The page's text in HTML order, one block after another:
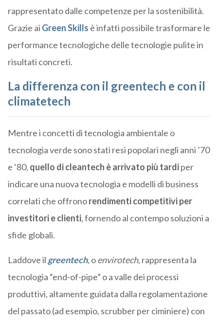
rappresentato dalle competenze per la sostenibilità.
Grazie ai Green Skills è infatti possibile trasformare le
performance tecnologiche delle tecnologie pulite in
risultati concreti.
La differenza con il greentech e con il
climatetech
Mentre i concetti di tecnologia ambientale o
tecnologia verde sono stati resi popolari negli anni ’70
e ‘80, quello di cleantech è arrivato più tardiper
indicare una nuova tecnologia e modelli di business
correlati che offronorendimenti competitivi per
investitori e clienti, fornendo al contempo soluzioni a
sfide globali.
Laddove il greentech, oenvirotech, rappresenta la
tecnologia “end-of-pipe” o a valle dei processi
produttivi, altamente guidata dalla regolamentazione
del passato (ad esempio, scrubber per ciminiere) con